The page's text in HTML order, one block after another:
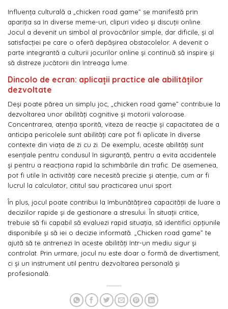
Influența culturală a „chicken road game” se manifestă prin
apariția sa în diverse meme-uri, clipuri video și discuții online.
Jocul a devenit un simbol al provocărilor simple, dar dificile, și al
satisfacției pe care o oferă depășirea obstacolelor. A devenit o
parte integrantă a culturii jocurilor online și continuă să inspire și
să distreze jucătorii din întreaga lume.
Dincolo de ecran: aplicații practice ale abilităților
dezvoltate
Deși poate părea un simplu joc, „chicken road game” contribuie la
dezvoltarea unor abilități cognitive și motorii valoroase.
Concentrarea, atenția sporită, viteza de reacție și capacitatea de a
anticipa pericolele sunt abilități care pot fi aplicate în diverse
contexte din viața de zi cu zi. De exemplu, aceste abilități sunt
esențiale pentru condusul în siguranță, pentru a evita accidentele
și pentru a reacționa rapid la schimbările din trafic. De asemenea,
pot fi utile în activități care necesită precizie și atenție, cum ar fi
lucrul la calculator, cititul sau practicarea unui sport.
În plus, jocul poate contribui la îmbunătățirea capacității de luare a
deciziilor rapide și de gestionare a stresului. În situații critice,
trebuie să fii capabil să evaluezi rapid situația, să identifici opțiunile
disponibile și să iei o decizie informată. „Chicken road game” te
ajută să te antrenezi în aceste abilități într-un mediu sigur și
controlat. Prin urmare, jocul nu este doar o formă de divertisment,
ci și un instrument util pentru dezvoltarea personală și
profesională.